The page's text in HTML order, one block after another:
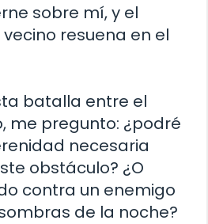
sobre mí, y el
resuena en el
batalla entre el
me pregunto: ¿podré
necesaria
obstáculo? ¿O
contra un enemigo
de la noche?